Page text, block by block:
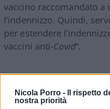
Nicola Porro -
Il rispetto
nostra priorità
vaccino raccomandato a
l’indennizzo. Quindi,
per estendere
vaccini anti-Covid“.
Con ilGreen Pass basic
vaccinati potranno solo